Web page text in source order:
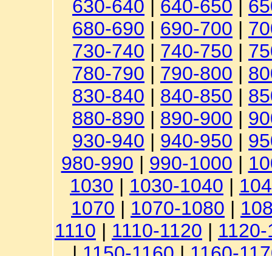
630-640 | 640-650 |
680-690 | 690-700 |
730-740 | 740-750 |
780-790 | 790-800 |
830-840 | 840-850 |
880-890 | 890-900 |
930-940 | 940-950 |
980-990 | 990-1000 |
1030 | 1030-1040 |
1070 | 1070-1080 |
1110 | 1110-1120 |